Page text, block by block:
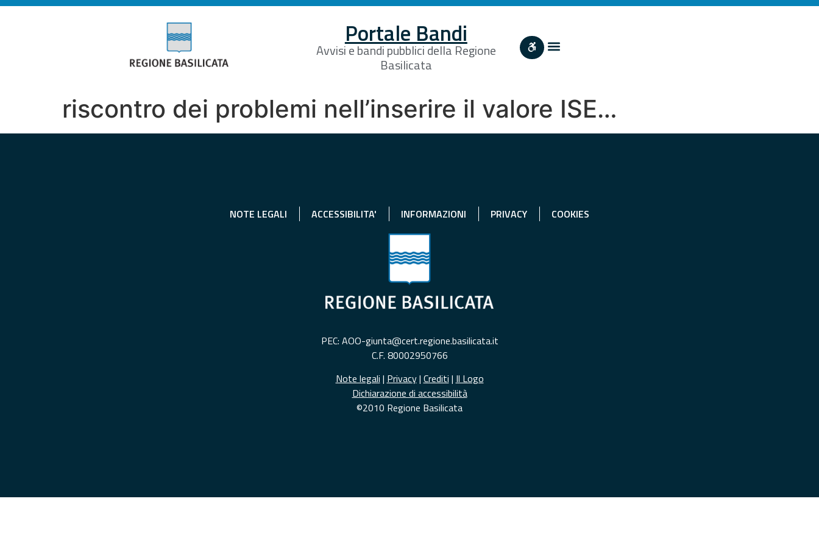
Portale Bandi
Avvisi e bandi pubblici della Regione
Basilicata
riscontro dei problemi nell’inserire il valore ISE…
NOTE LEGALI ACCESSIBILITA' INFORMAZIONI PRIVACY COOKIES
PEC: AOO-giunta@cert.regione.basilicata.it
C.F. 80002950766
Note legali | Privacy| Crediti | Il Logo
Dichiarazione di accessibilità
©2010 Regione Basilicata